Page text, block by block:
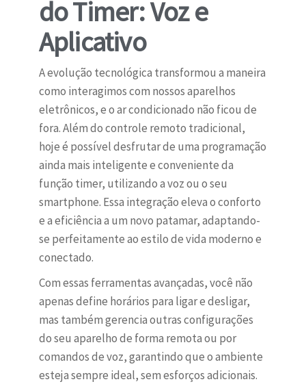
do Timer: Voz e
Aplicativo
A evolução tecnológica transformou a maneira
como interagimos com nossos aparelhos
eletrônicos, e o ar condicionado não ficou de
fora. Além do controle remoto tradicional,
hoje é possível desfrutar de uma programação
ainda mais inteligente e conveniente da
função timer, utilizando a voz ou o seu
smartphone. Essa integração eleva o conforto
e a eficiência a um novo patamar, adaptando-
se perfeitamente ao estilo de vida moderno e
conectado.
Com essas ferramentas avançadas, você não
apenas define horários para ligar e desligar,
mas também gerencia outras configurações
do seu aparelho de forma remota ou por
comandos de voz, garantindo que o ambiente
esteja sempre ideal, sem esforços adicionais.